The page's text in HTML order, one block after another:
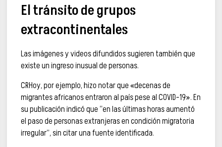
El tránsito de grupos
extracontinentales
Las imágenes y videos difundidos sugieren también que
existe un ingreso inusual de personas.
CRHoy, por ejemplo, hizo notar que «decenas de
migrantes africanos entraron al país pese al COVID-19». En
su publicación indicó que “en las últimas horas aumentó
el paso de personas extranjeras en condición migratoria
irregular”, sin citar una fuente identificada.